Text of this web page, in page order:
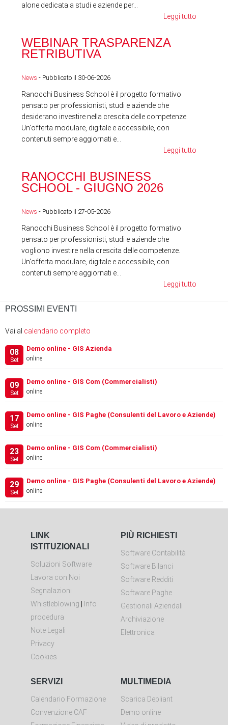
alone dedicata a studi e aziende per...
Leggi tutto
WEBINAR TRASPARENZA
RETRIBUTIVA
News - Pubblicato il 30-06-2026
Ranocchi Business School è il progetto formativo
pensato per professionisti, studi e aziende che
desiderano investire nella crescita delle competenze.
Un'offerta modulare, digitale e accessibile, con
contenuti sempre aggiornati e...
Leggi tutto
RANOCCHI BUSINESS
SCHOOL - GIUGNO 2026
News - Pubblicato il 27-05-2026
Ranocchi Business School è il progetto formativo
pensato per professionisti, studi e aziende che
vogliono investire nella crescita delle competenze.
Un'offerta modulare, digitale e accessibile, con
contenuti sempre aggiornati e...
Leggi tutto
PROSSIMI EVENTI
Vai al calendario completo
08
Set
Demo online - GIS Azienda
online
09
Set
Demo online - GIS Com (Commercialisti)
online
17
Set
Demo online - GIS Paghe (Consulenti del Lavoro e Aziende)
online
23
Set
Demo online - GIS Com (Commercialisti)
online
29
Set
Demo online - GIS Paghe (Consulenti del Lavoro e Aziende)
online
LINK
ISTITUZIONALI
Soluzioni Software
Lavora con Noi
Segnalazioni
Whistleblowing
Info
procedura
Note Legali
Privacy
Cookies
PIÙ RICHIESTI
Software Contabilità
Software Bilanci
Software Redditi
Software Paghe
Gestionali Aziendali
Archiviazione
Elettronica
SERVIZI
Calendario Formazione
Convenzione CAF
MULTIMEDIA
Scarica Depliant
Demo online